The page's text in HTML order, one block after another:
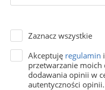
Zaznacz wszystkie
Akceptuję regulamin
przetwarzanie
dodawania opinii w
autentyczności opinii.